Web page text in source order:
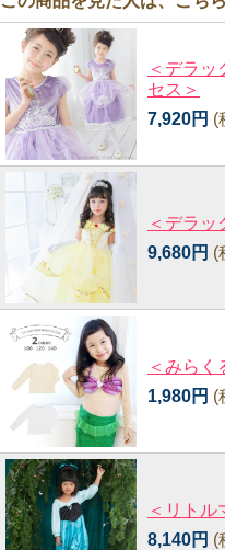
＜デラ
セス＞
7,920円 (
＜デラ
9,680円 (
＜みらく
1,980円 (
＜リト
8,140円 (